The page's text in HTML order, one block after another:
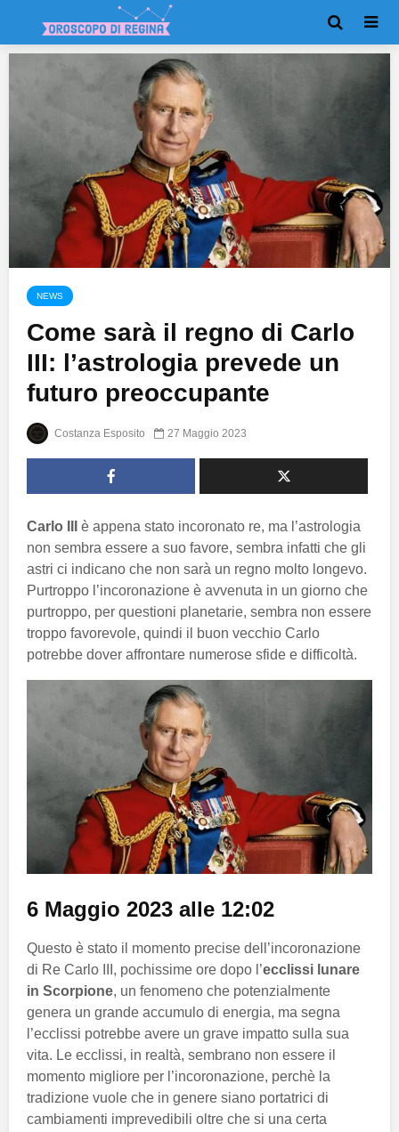
NEWS
Come sarà il regno di Carlo
III: l’astrologia prevede un
futuro preoccupante
Costanza Esposito 27 Maggio 2023
Carlo III è appena stato incoronato re, ma l’astrologia
non sembra essere a suo favore, sembra infatti che gli
astri ci indicano che non sarà un regno molto longevo.
Purtroppo l’incoronazione è avvenuta in un giorno che
purtroppo, per questioni planetarie, sembra non essere
troppo favorevole, quindi il buon vecchio Carlo
potrebbe dover affrontare numerose sfide e difficoltà.
6 Maggio 2023 alle 12:02
Questo è stato il momento precise dell’incoronazione
di Re Carlo III, pochissime ore dopo l’ecclissi lunare
in Scorpione, un fenomeno che potenzialmente
genera un grande accumulo di energia, ma segna
l’ecclissi potrebbe avere un grave impatto sulla sua
vita. Le ecclissi, in realtà, sembrano non essere il
momento migliore per l’incoronazione, perchè la
tradizione vuole che in genere siano portatrici di
cambiamenti imprevedibili oltre che si una certa